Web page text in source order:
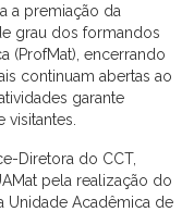
a premiação da
grau dos formandos
(ProfMat), encerrando
continuam abertas ao
garante
Diretora do CCT,
pela realização do
Unidade Acadêmica de